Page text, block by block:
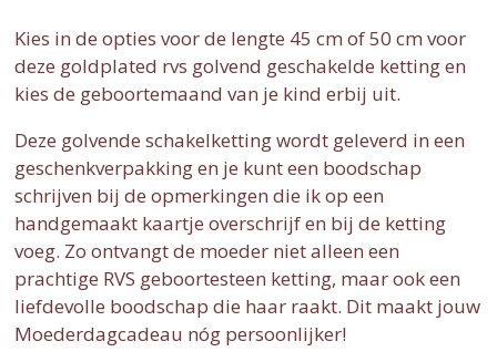
Kies in de opties voor de lengte 45 cm of 50 cm voor
deze goldplated rvs golvend geschakelde ketting en
kies de geboortemaand van je kind erbij uit.
Deze golvende schakelketting wordt geleverd in een
geschenkverpakking en je kunt een boodschap
schrijven bij de opmerkingen die ik op een
handgemaakt kaartje overschrijf en bij de ketting
voeg. Zo ontvangt de moeder niet alleen een
prachtige RVS geboortesteen ketting, maar ook een
liefdevolle boodschap die haar raakt. Dit maakt jouw
Moederdagcadeau nóg persoonlijker!